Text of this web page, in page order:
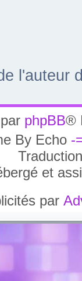
l'auteur
phpBB®
By Echo -
et
par